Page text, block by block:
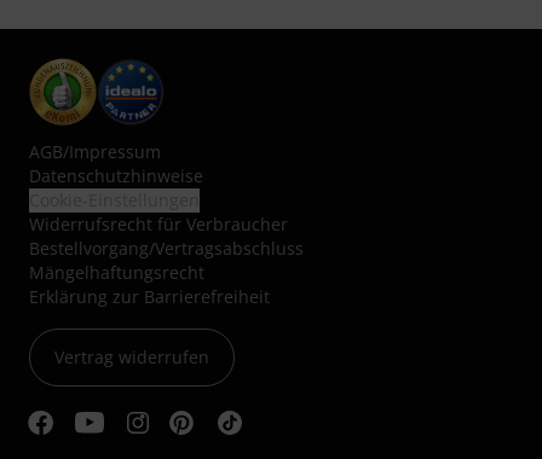
AGB/Impressum
Datenschutzhinweise
Widerrufsrecht für Verbraucher
Bestellvorgang/Vertragsabschluss
Mängelhaftungsrecht
Erklärung zur Barrierefreiheit
Vertrag widerrufen